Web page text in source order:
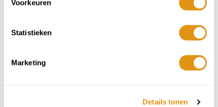
Voorkeuren
Statistieken
Marketing
Details tonen
10/13 dagen vanaf
Bijzonder overnachten